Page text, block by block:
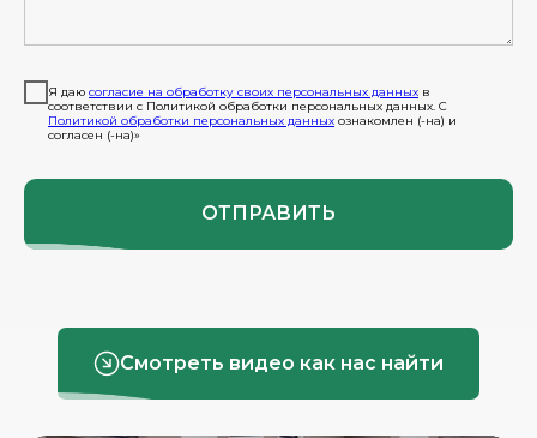
Я даю согласие на обработку своих персональных данных в
соответствии с Политикой обработки персональных данных. С
Политикой обработки персональных данных ознакомлен (-на) и
согласен (-на)»
ОТПРАВИТЬ
Смотреть видео как нас найти